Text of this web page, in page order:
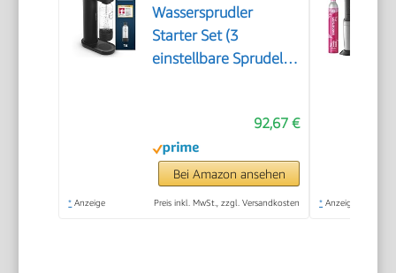
Wassersprudler
Starter Set (3
einstellbare Sprudel-
Wasserflasche +
Reinigungspulver),
schwarz, 31943K00
92,67 €
Bei Amazon ansehen
* Anzeige Preis inkl. MwSt., zzgl. Versandkosten * Anzeige